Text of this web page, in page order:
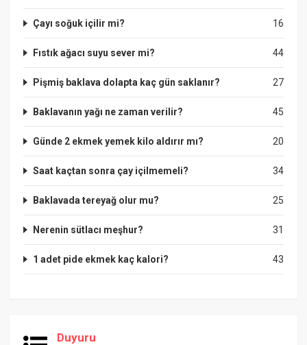
16
Çayı soğuk içilir mi?
44
Fıstık ağacı suyu sever mi?
27
Pişmiş baklava dolapta kaç gün saklanır?
45
Baklavanın yağı ne zaman verilir?
20
Günde 2 ekmek yemek kilo aldırır mı?
34
Saat kaçtan sonra çay içilmemeli?
25
Baklavada tereyağ olur mu?
31
Nerenin sütlacı meşhur?
43
1 adet pide ekmek kaç kalori?
Duyuru